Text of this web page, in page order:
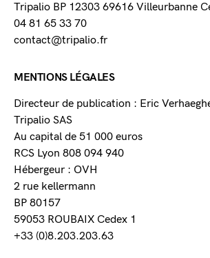
Tripalio BP 12303 69616 Villeurbanne
04 81 65 33 70
contact@tripalio.fr
MENTIONS LÉGALES
Directeur de publication : Eric
Tripalio SAS
Au capital de 51 000 euros
RCS Lyon 808 094 940
Hébergeur : OVH
2 rue kellermann
BP 80157
59053 ROUBAIX Cedex 1
+33 (0)8.203.203.63